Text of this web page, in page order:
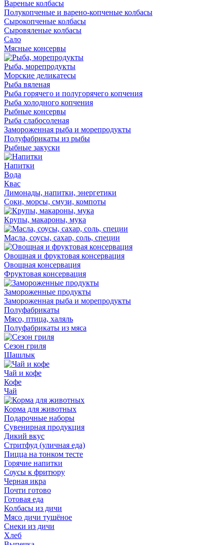
Вареные колбасы
Полукопченые и варено-копченые колбасы
Сырокопченые колбасы
Сыровяленые колбасы
Сало
Мясные консервы
Рыба, морепродукты
Морские деликатесы
Рыба вяленая
Рыба горячего и полугорячего копчения
Рыба холодного копчения
Рыбные консервы
Рыба слабосоленая
Замороженная рыба и морепродукты
Полуфабрикаты из рыбы
Рыбные закуски
Напитки
Вода
Квас
Лимонады, напитки, энергетики
Соки, морсы, смузи, компоты
Крупы, макароны, мука
Масла, соусы, сахар, соль, специи
Овощная и фруктовая консервация
Овощная консервация
Фруктовая консервация
Замороженные продукты
Замороженная рыба и морепродукты
Полуфабрикаты
Мясо, птица, халяль
Полуфабрикаты из мяса
Сезон гриля
Шашлык
Чай и кофе
Кофе
Чай
Корма для животных
Подарочные наборы
Сувенирная продукция
Дикий вкус
Стритфуд (уличная еда)
Пицца на тонком тесте
Горячие напитки
Соусы к фритюру
Черная икра
Почти готово
Готовая еда
Колбасы из дичи
Мясо дичи тушёное
Снеки из дичи
Хлеб